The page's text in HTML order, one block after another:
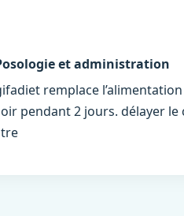
et administration
remplace
pendant 2 jours. délayer le